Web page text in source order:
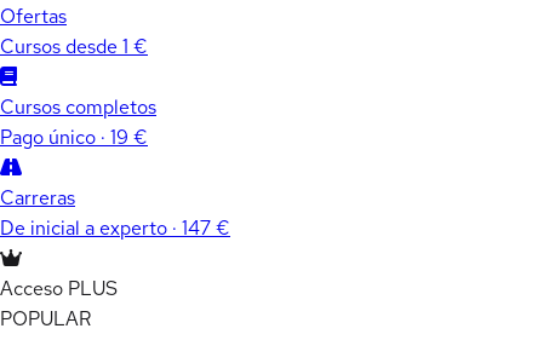
Ofertas
Cursos desde 1 €
Cursos completos
Pago único · 19 €
Carreras
De inicial a experto · 147 €
Acceso PLUS
POPULAR